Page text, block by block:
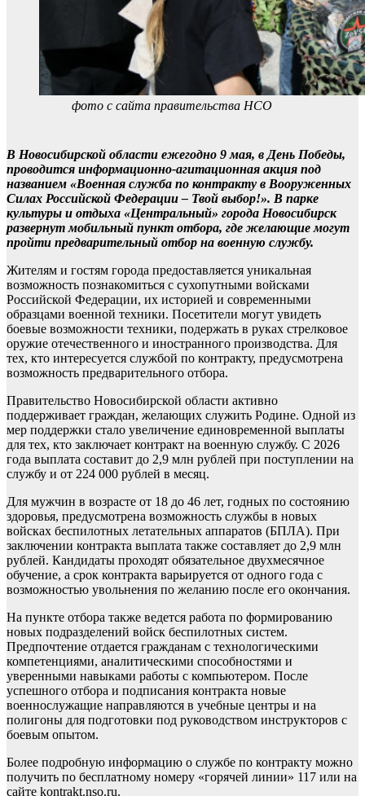
фото с сайта правительства НСО
В Новосибирской области ежегодно 9 мая, в День Победы,
проводится информационно-агитационная акция под
названием «Военная служба по контракту в Вооруженных
Силах Российской Федерации – Твой выбор!». В парке
культуры и отдыха «Центральный» города Новосибирск
развернут мобильный пункт отбора, где желающие могут
пройти предварительный отбор на военную службу.
Жителям и гостям города предоставляется уникальная
возможность познакомиться с сухопутными войсками
Российской Федерации, их историей и современными
образцами военной техники. Посетители могут увидеть
боевые возможности техники, подержать в руках стрелковое
оружие отечественного и иностранного производства. Для
тех, кто интересуется службой по контракту, предусмотрена
возможность предварительного отбора.
Правительство Новосибирской области активно
поддерживает граждан, желающих служить Родине. Одной из
мер поддержки стало увеличение единовременной выплаты
для тех, кто заключает контракт на военную службу. С 2026
года выплата составит до 2,9 млн рублей при поступлении на
службу и от 224 000 рублей в месяц.
Для мужчин в возрасте от 18 до 46 лет, годных по состоянию
здоровья, предусмотрена возможность службы в новых
войсках беспилотных летательных аппаратов (БПЛА). При
заключении контракта выплата также составляет до 2,9 млн
рублей. Кандидаты проходят обязательное двухмесячное
обучение, а срок контракта варьируется от одного года с
возможностью увольнения по желанию после его окончания.
На пункте отбора также ведется работа по формированию
новых подразделений войск беспилотных систем.
Предпочтение отдается гражданам с технологическими
компетенциями, аналитическими способностями и
уверенными навыками работы с компьютером. После
успешного отбора и подписания контракта новые
военнослужащие направляются в учебные центры и на
полигоны для подготовки под руководством инструкторов с
боевым опытом.
Более подробную информацию о службе по контракту можно
получить по бесплатному номеру «горячей линии» 117 или на
сайте kontrakt.nso.ru.